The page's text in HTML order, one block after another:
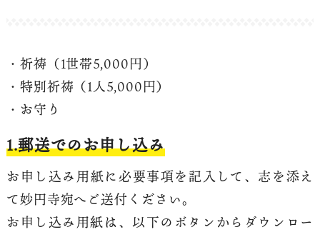
・祈祷（1世帯5,000円）
・特別祈祷（1人5,000円）
・お守り
1.郵送でのお申し込み
お申し込み用紙に必要事項を記入して、志を添え
て妙円寺宛へご送付ください。
お申し込み用紙は、以下のボタンからダウンロー